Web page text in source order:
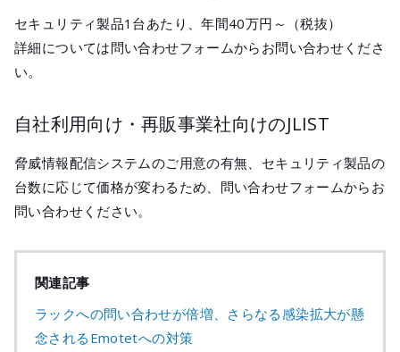
セキュリティ製品1台あたり、年間40万円～（税抜）
詳細については問い合わせフォームからお問い合わせくださ
い。
自社利用向け・再販事業社向けのJLIST
脅威情報配信システムのご用意の有無、セキュリティ製品の
台数に応じて価格が変わるため、問い合わせフォームからお
問い合わせください。
関連記事
ラックへの問い合わせが倍増、さらなる感染拡大が懸
念されるEmotetへの対策